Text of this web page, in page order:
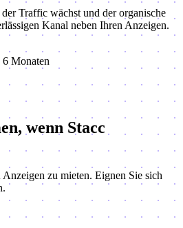
Traffic wächst und der organische
Kanal neben Ihren Anzeigen.
Monaten
wenn Stacc
zu mieten. Eignen Sie sich